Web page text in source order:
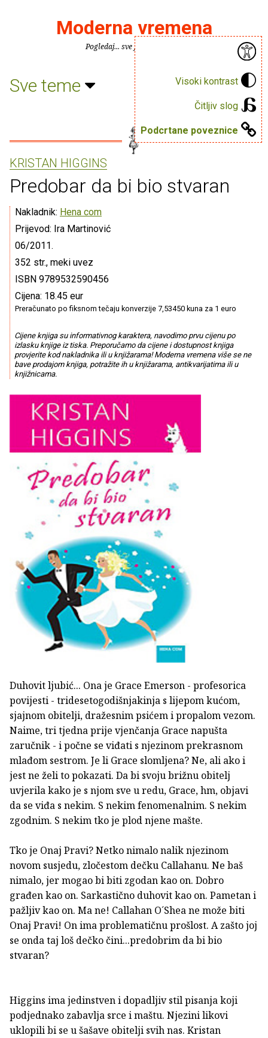
Visoki kontrast
Čitljiv slog
Podcrtane poveznice
Moderna vremena
Pogledaj... sve je puno knjiga.
Sve teme
KRISTAN HIGGINS
Predobar da bi bio stvaran
Nakladnik: Hena com
Prijevod: Ira Martinović
06/2011.
352 str., meki uvez
ISBN 9789532590456
Cijena: 18.45 eur
Preračunato po fiksnom tečaju konverzije 7,53450 kuna za 1 euro
Cijene knjiga su informativnog karaktera, navodimo prvu cijenu po
izlasku knjige iz tiska. Preporučamo da cijene i dostupnost knjiga
provjerite kod nakladnika ili u knjižarama! Moderna vremena više se ne
bave prodajom knjiga, potražite ih u knjižarama, antikvarijatima ili u
knjižnicama.
Duhovit ljubić... Ona je Grace Emerson - profesorica
povijesti - tridesetogodišnjakinja s lijepom kućom,
sjajnom obitelji, dražesnim psićem i propalom vezom.
Naime, tri tjedna prije vjenčanja Grace napušta
zaručnik - i počne se viđati s njezinom prekrasnom
mlađom sestrom. Je li Grace slomljena? Ne, ali ako i
jest ne želi to pokazati. Da bi svoju brižnu obitelj
uvjerila kako je s njom sve u redu, Grace, hm, objavi
da se viđa s nekim. S nekim fenomenalnim. S nekim
zgodnim. S nekim tko je plod njene mašte.
Tko je Onaj Pravi? Netko nimalo nalik njezinom
novom susjedu, zločestom dečku Callahanu. Ne baš
nimalo, jer mogao bi biti zgodan kao on. Dobro
građen kao on. Sarkastično duhovit kao on. Pametan i
pažljiv kao on. Ma ne! Callahan O´Shea ne može biti
Onaj Pravi! On ima problematičnu prošlost. A zašto joj
se onda taj loš dečko čini...predobrim da bi bio
stvaran?
Higgins ima jedinstven i dopadljiv stil pisanja koji
podjednako zabavlja srce i maštu. Njezini likovi
uklopili bi se u šašave obitelji svih nas. Kristan